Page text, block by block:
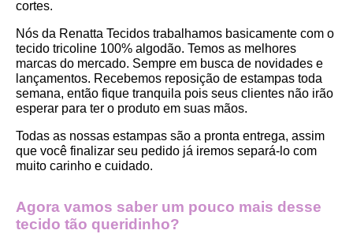
cortes.
Nós da Renatta Tecidos trabalhamos basicamente com o
tecido tricoline 100% algodão. Temos as melhores
marcas do mercado. Sempre em busca de novidades e
lançamentos. Recebemos reposição de estampas toda
semana, então fique tranquila pois seus clientes não irão
esperar para ter o produto em suas mãos.
Todas as nossas estampas são a pronta entrega, assim
que você finalizar seu pedido já iremos separá-lo com
muito carinho e cuidado.
Agora vamos saber um pouco mais desse
tecido tão queridinho?